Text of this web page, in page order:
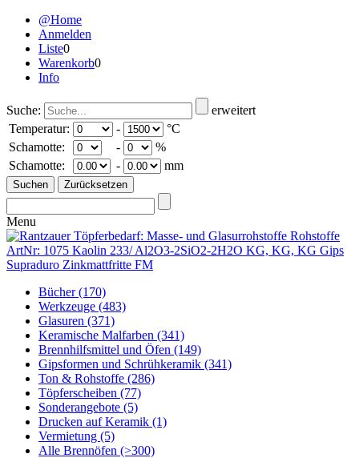
@Home
Anmelden
Liste0
Warenkorb0
Info
Suche:
erweitert
Temperatur:
-
°C
Schamotte:
-
%
Schamotte:
- mm
Menu
Bücher(170)
Werkzeuge (483)
Glasuren (371)
Keramische Malfarben (341)
Brennhilfsmittel und Öfen (149)
Gipsformen und Schrühkeramik (341)
Ton & Rohstoffe (286)
Töpferscheiben (77)
Sonderangebote (5)
Drucken auf Keramik (1)
Vermietung (5)
Alle Brennöfen (>300)